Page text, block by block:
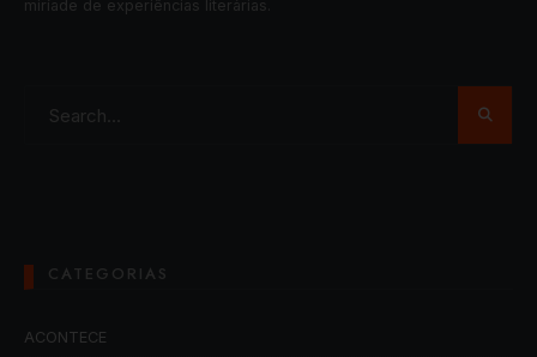
miríade de experiências literárias.
CATEGORIAS
ACONTECE